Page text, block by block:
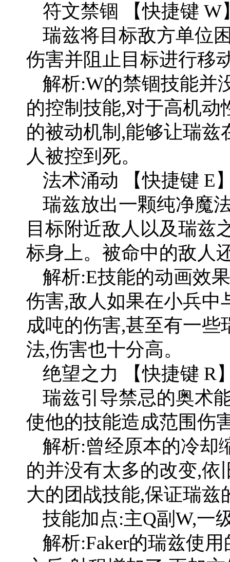
符文禁锢 【快捷键 W
瑞兹将目标敌方单位
伤害并阻止目标进行移
解析:W的禁锢技能并
的控制技能,对于高机
的被动机制,能够让瑞
人被控到死。
法术涌动 【快捷键 E
瑞兹放出一颗纯净魔
目标附近敌人以及瑞兹
标身上。被命中的敌人
解析:E技能的动画效
伤害,敌人如果在小兵中
成吨的伤害,甚至有一些
法,伤害也十分高。
绝望之力 【快捷键 R
瑞兹引导禁忌的奥术
使他的技能造成范围伤
解析:曾经原本的冷却
的并没有太多的改变,依
大的团战技能,保证瑞兹
技能加点:主Q副W,一
解析:Faker的瑞兹使